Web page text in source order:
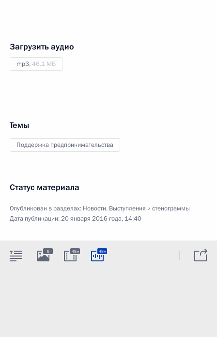
Загрузить аудио
mp3,46.1 МБ
Темы
Поддержка предпринимательства
Статус материала
Опубликован в разделах: Новости, Выступления и стенограммы
Дата публикации:20 января 2016 года, 14:40
6 48м 48м